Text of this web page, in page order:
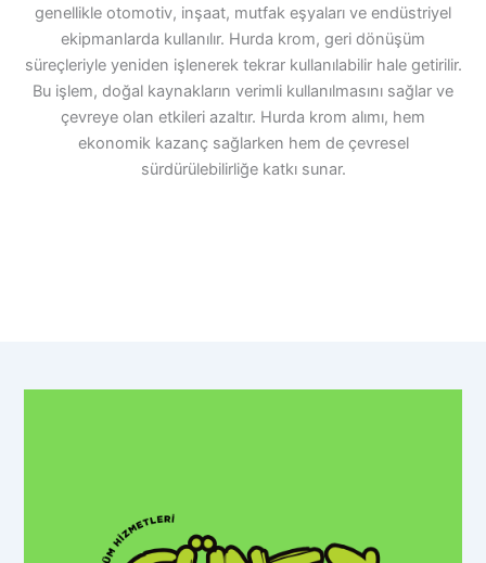
genellikle otomotiv, inşaat, mutfak eşyaları ve endüstriyel
ekipmanlarda kullanılır. Hurda krom, geri dönüşüm
süreçleriyle yeniden işlenerek tekrar kullanılabilir hale getirilir.
Bu işlem, doğal kaynakların verimli kullanılmasını sağlar ve
çevreye olan etkileri azaltır. Hurda krom alımı, hem
ekonomik kazanç sağlarken hem de çevresel
sürdürülebilirliğe katkı sunar.